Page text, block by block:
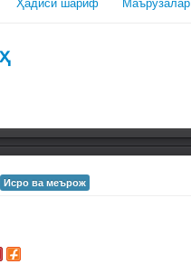
Исро ва меърож